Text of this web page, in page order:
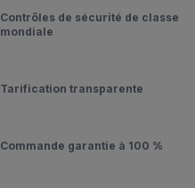
Contrôles de sécurité de classe
mondiale
Tarification transparente
Commande garantie à 100 %